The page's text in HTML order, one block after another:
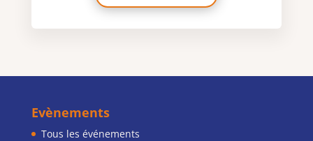
Evènements
Tous les événements